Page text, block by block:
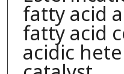
fatty acid
fatty acid
acidic